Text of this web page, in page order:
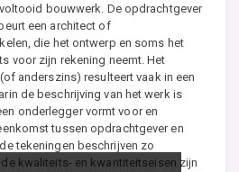
bouwwerk. De opdrachtgever
een architect of
die het ontwerp en soms het
voor zijn rekening neemt. Het
anderszins) resulteert vaak in een
de beschrijving van het werk is
onderlegger vormt voor en
tussen opdrachtgever en
tekeningen beschrijven zo
kwaliteits- en kwantiteitseisen zijn